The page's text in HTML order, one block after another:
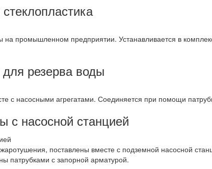
промышленном предприятии. Устанавливается в
резерва воды
с насосными агрегатами. Соединяется при помощи
с насосной станцией
поставлены вместе с подземной насосной
патрубками с запорной арматурой.